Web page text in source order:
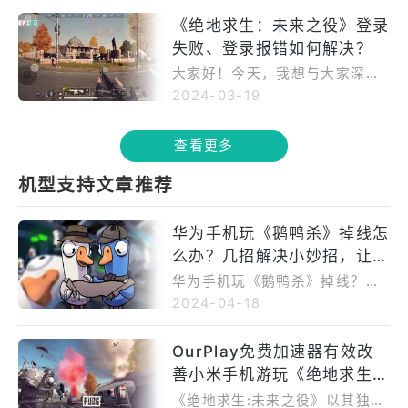
也能有效提升游戏体验。遇到问
题时，不妨寻求官方客服或论坛
的帮助。
过检查网络连接、重启游戏、更
新版本或联系客服等方式解决。
同时，这款游戏以其逼真的战场
环境和丰富的游戏内容吸引着无
助你一臂之力，优化网络连接，
减少延迟，让你在战场上更稳
定、更流畅地展现实力。遇到问
作，继续享受游戏带来的乐趣
吧！
《绝地求生：未来之役》登录
失败、登录报错如何解决？
大家好！今天，我想与大家深入
聊聊备受全球玩家热爱的《绝地
战术竞技为核心，引领玩家走进
一个充满刺激与未知的未来战
战火纷飞中争夺生存的机会。
2024-03-19
查看更多
机型支持文章推荐
华为手机玩《鹅鸭杀》掉线怎
么办？几招解决小妙招，让你
畅享游戏乐趣！
华为手机玩《鹅鸭杀》掉线？别
慌！试试切换网络环境，确保信
机数据，保持手机电量充足并避
免过热。若问题仍存，尝试更新
游戏和手机系统。这些方法能助
2024-04-18
OurPlay免费加速器有效改
善小米手机游玩《绝地求生:
未来之役》卡顿。
《绝地求生:未来之役》以其独特